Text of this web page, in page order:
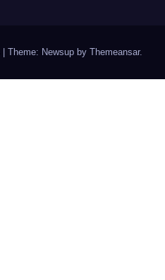
Theme: Newsup by Themeansar.